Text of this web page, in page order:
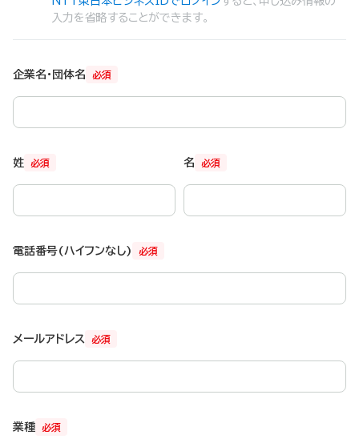
入力を省略することができます。
必須
企業名・団体名
必須
姓 必須
名
必須
電話番号(ハイフンなし)
必須
メールアドレス
必須
業種